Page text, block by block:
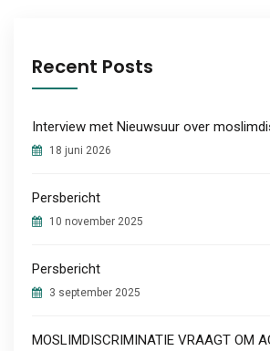
Recent Posts
Interview met Nieuwsuur over
18 juni 2026
Persbericht
10 november 2025
Persbericht
3 september 2025
MOSLIMDISCRIMINATIE VRAAGT OM